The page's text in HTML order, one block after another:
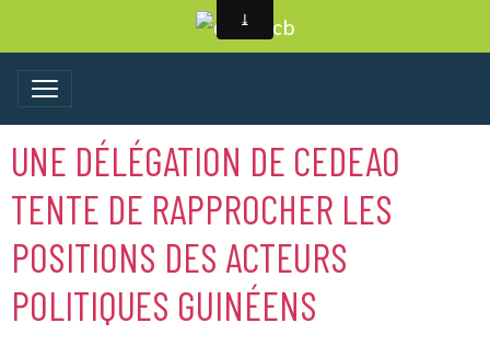
UNE DÉLÉGATION DE CEDEAO
TENTE DE RAPPROCHER LES
POSITIONS DES ACTEURS
POLITIQUES GUINÉENS